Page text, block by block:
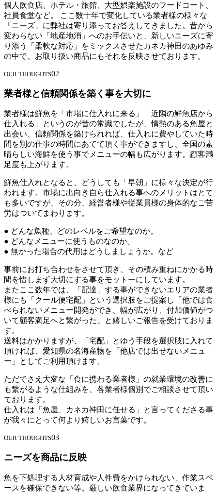
個人飲食店、ホテル・旅館、大型娯楽施設のフードコート、
社員食堂など。 ここ数十年で変化している業者様の様々な
「ニーズ」に弊社は寄り添ってお答えしてきました。昔から
変わらない「地産地消」へのお手伝いと、新しいニーズに寄
り添う「柔軟な対応」をミックスさせたカネカ神田のあゆみ
の中で、お取り扱い商品にもそれを反映させております。
OUR THOUGHTS02
業者様と信頼関係を築く事を大切に
業者様は鮮魚を「市場に仕入れに来る」「近隣の鮮魚店から
仕入れる」というのが昔の常識でしたが、情熱のある魚屋と
出会い、信頼関係を築けられれば、仕入れに費やしていた時
間を別の仕事の時間にあてて頂く事ができますし、全国の素
晴らしい海鮮を使う事でメニューの幅も広がります。顧客満
足度も上がります。
鮮魚仕入れとなると、どうしても「早朝」に様々な決定が行
われます。市場に出向き自ら仕入れる事へのメリットはとて
も多いですが、その分、経営者様や従業員様の身体的なご苦
労はついてまわります。
● どんな魚種、どのレベルをご希望なのか。
● どんなメニューに使うものなのか。
● 無かった場合の代用はどうしましょうか。など
事前にお打ち合わせをさせて頂き、その積み重ねにかかる時
間を惜しまず大切にする事をモットーにしています。
またここ数年では、「配達」する事ができないエリアの業者
様にも「クール便宅配」という選択肢をご提案し「他では食
べられないメニュー開発ができ、幅が広がり、付加価値がつ
いて顧客満足へと繋がった」と嬉しいご報告を受けておりま
す。
送料はかかりますが、「宅配」とゆう手段を選択肢に入れて
頂ければ、愛知県の名海産物を「他店では出せないメニュ
ー」としてご利用頂けます。
ただでさえ大変な「食に携わる業者様」の就業環境の改善に
も繋がるような仕組みを、各業者様個別でご相談させて頂い
ております。
仕入れは「魚屋、カネカ神田に任せる」と言ってくださる事
が我々にとって何より嬉しいお言葉です。
OUR THOUGHTS03
ニーズを商品に反映
魚を下処理する人材育成や人件費をかけられない、作業スペ
ースを確保できない等。厳しい飲食業界になってきていま